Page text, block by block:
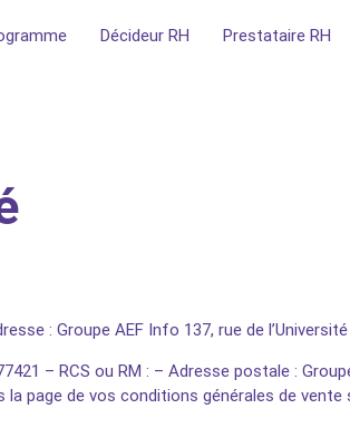
Décideur RH Prestataire RH
: Groupe AEF Info 137, rue de
– RCS ou RM : – Adresse postale :
page de vos conditions générales de vente